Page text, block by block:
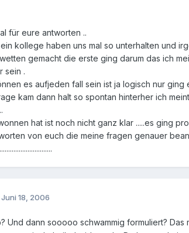
für eure antworten ..
kollege haben uns mal so unterhalten und
gemacht die erste ging darum das ich
sein .
es aufjeden fall sein ist ja logisch nur
kam dann halt so spontan hinterher ich
hat ist noch nicht ganz klar .....es ging
von euch die meine fragen genauer
Juni 18, 2006
Und dann sooooo schwammig formuliert? Das